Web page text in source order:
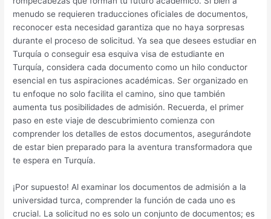
menudo se requieren traducciones oficiales de documentos,
reconocer esta necesidad garantiza que no haya sorpresas
durante el proceso de solicitud. Ya sea que desees estudiar en
Turquía o conseguir esa esquiva visa de estudiante en
Turquía, considera cada documento como un hilo conductor
esencial en tus aspiraciones académicas. Ser organizado en
tu enfoque no solo facilita el camino, sino que también
aumenta tus posibilidades de admisión. Recuerda, el primer
paso en este viaje de descubrimiento comienza con
comprender los detalles de estos documentos, asegurándote
de estar bien preparado para la aventura transformadora que
te espera en Turquía.
¡Por supuesto! Al examinar los documentos de admisión a la
universidad turca, comprender la función de cada uno es
crucial. La solicitud no es solo un conjunto de documentos; es